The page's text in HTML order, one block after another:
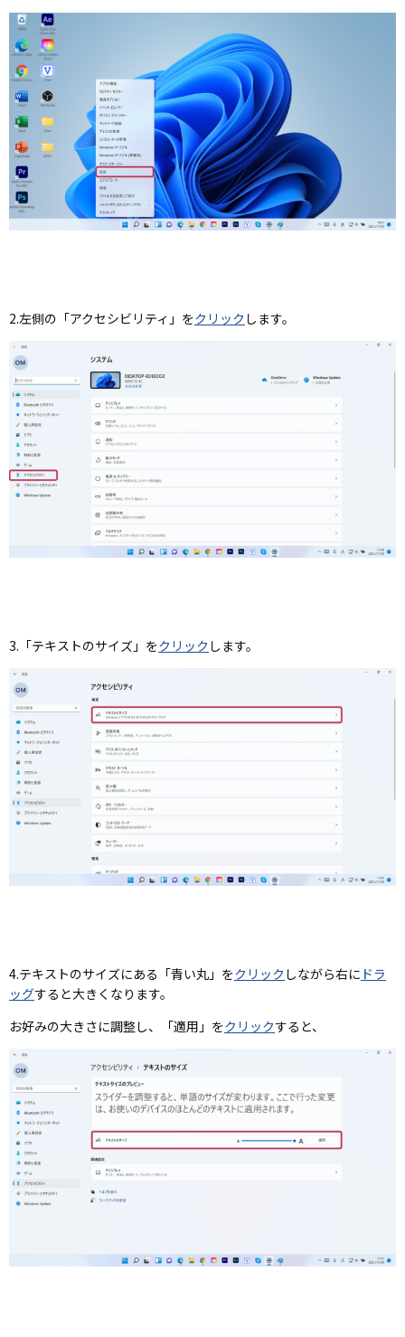
2.左側の「アクセシビリティ」をクリック します。
3.「テキストのサイズ」をクリック します。
4.テキストのサイズにある「青い丸」をクリック しながら右に ドラ
ッグすると大きくなります。
お好みの大きさに調整し、「適用」をクリックすると、